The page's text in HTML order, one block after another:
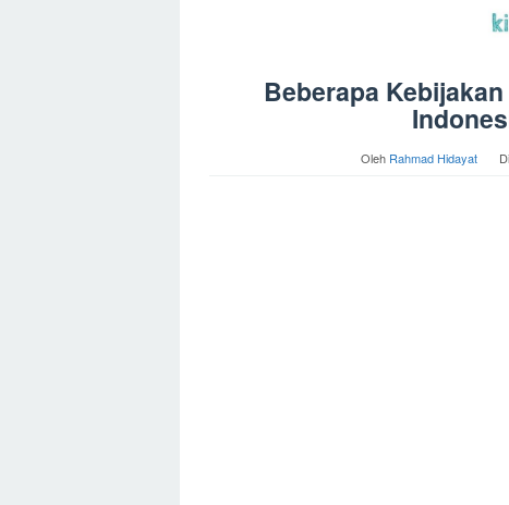
Beberapa
Oleh Rahmad Hidayat